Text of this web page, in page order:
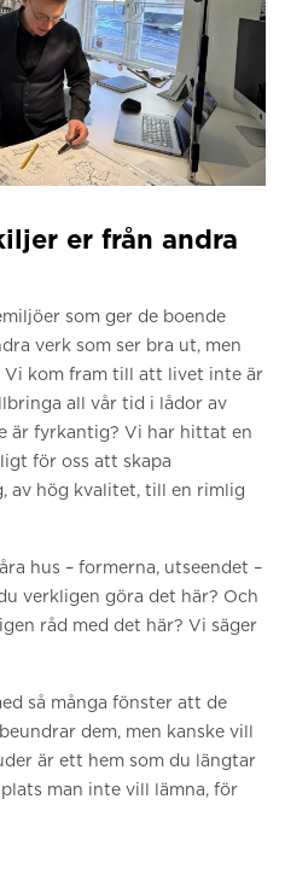
er från andra
som ger de boende
verk som ser bra ut, men
Vi kom fram till att livet inte är
all vår tid i lådor av
är fyrkantig? Vi har hittat en
för oss att skapa
av hög kvalitet, till en rimlig
hus – formerna, utseendet –
verkligen göra det här? Och
råd med det här? Vi säger
så många fönster att de
dem, men kanske vill
är ett hem som du längtar
man inte vill lämna, för